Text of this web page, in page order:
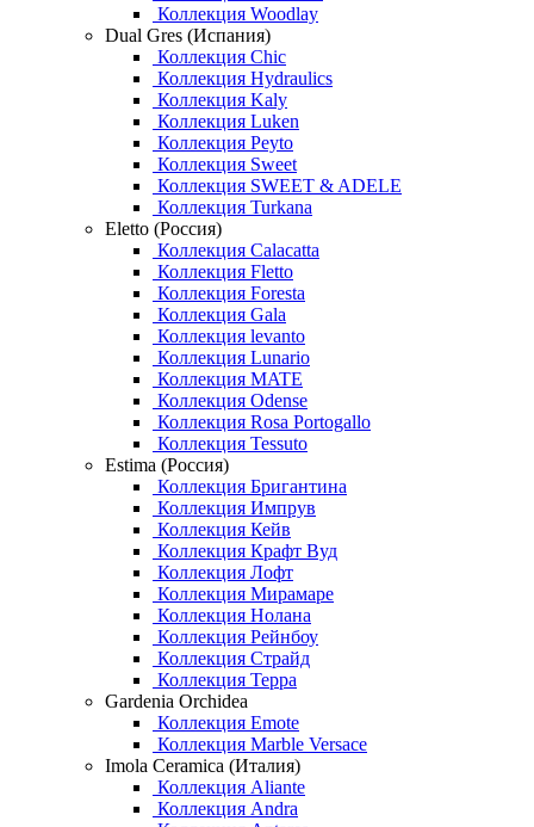
Коллекция Woodlay
Dual Gres (Испания)
Коллекция Chic
Коллекция Hydraulics
Коллекция Kaly
Коллекция Luken
Коллекция Peyto
Коллекция Sweet
Коллекция SWEET & ADELE
Коллекция Turkana
Eletto (Россия)
Коллекция Calacatta
Коллекция Fletto
Коллекция Foresta
Коллекция Gala
Коллекция levanto
Коллекция Lunario
Коллекция MATE
Коллекция Odense
Коллекция Rosa Portogallo
Коллекция Tessuto
Estima (Россия)
Коллекция Бригантина
Коллекция Импрув
Коллекция Кейв
Коллекция Крафт Вуд
Коллекция Лофт
Коллекция Мирамаре
Коллекция Нолана
Коллекция Рейнбоу
Коллекция Страйд
Коллекция Терра
Gardenia Orchidea
Коллекция Emote
Коллекция Marble Versace
Imola Ceramica (Италия)
Коллекция Aliante
Коллекция Andra